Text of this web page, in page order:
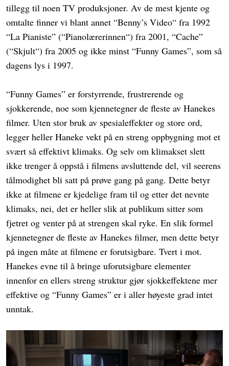
tillegg til noen TV produksjoner. Av de mest kjente og
omtalte finner vi blant annet “Benny’s Video“ fra 1992
“La Pianiste” (“Pianolærerinnen“) fra 2001, “Cache”
(“Skjult“) fra 2005 og ikke minst “Funny Games”, som så
dagens lys i 1997.
“Funny Games” er forstyrrende, frustrerende og
sjokkerende, noe som kjennetegner de fleste av Hanekes
filmer. Uten stor bruk av spesialeffekter og store ord,
legger heller Haneke vekt på en streng oppbygning mot et
svært så effektivt klimaks. Og selv om klimakset slett
ikke trenger å oppstå i filmens avsluttende del, vil seerens
tålmodighet bli satt på prøve gang på gang. Dette betyr
ikke at filmene er kjedelige fram til og etter det nevnte
klimaks, nei, det er heller slik at publikum sitter som
fjetret og venter på at strengen skal ryke. En slik formel
kjennetegner de fleste av Hanekes filmer, men dette betyr
på ingen måte at filmene er forutsigbare. Tvert i mot.
Hanekes evne til å bringe uforutsigbare elementer
innenfor en ellers streng struktur gjør sjokkeffektene mer
effektive og “Funny Games” er i aller høyeste grad intet
unntak.